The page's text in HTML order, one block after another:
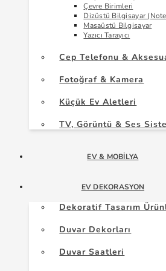
Çevre Birimleri
Dizüstü Bilgisayar
Masaüstü Bilgisayar
Yazıcı Tarayıcı
Cep Telefonu &
Fotoğraf & Kamera
Küçük Ev Aletleri
TV, Görüntü & Ses
EV & MOBILYA
EV DEKORASYON
Dekoratif Tasarım
Duvar Dekorları
Duvar Saatleri